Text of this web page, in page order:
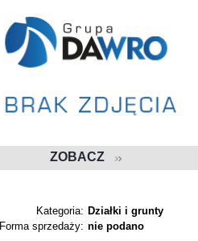
ZOBACZ
Kategoria: Działki i grunty
Forma sprzedaży: nie podano